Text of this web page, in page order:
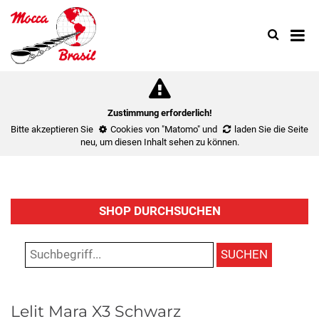
Zustimmung erforderlich!
Bitte akzeptieren Sie
Cookies von "Matomo" und
laden Sie die Seite
neu, um diesen Inhalt sehen zu können.
SearchUse
up
select
to
SHOP DURCHSUCHEN
SUCHEN
Lelit Mara X3 Schwarz